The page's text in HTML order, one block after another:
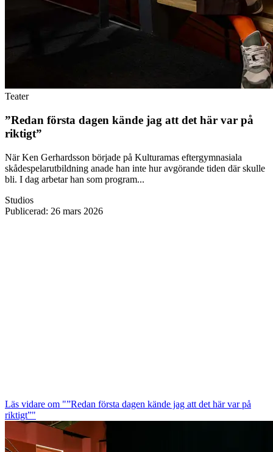
Teater
”Redan första dagen kände jag att det här var på
riktigt”
När Ken Gerhardsson började på Kulturamas eftergymnasiala
skådespelarutbildning anade han inte hur avgörande tiden där skulle
bli. I dag arbetar han som program...
Studios
Publicerad: 26 mars 2026
Läs vidare om "”Redan första dagen kände jag att det här var på
riktigt”"